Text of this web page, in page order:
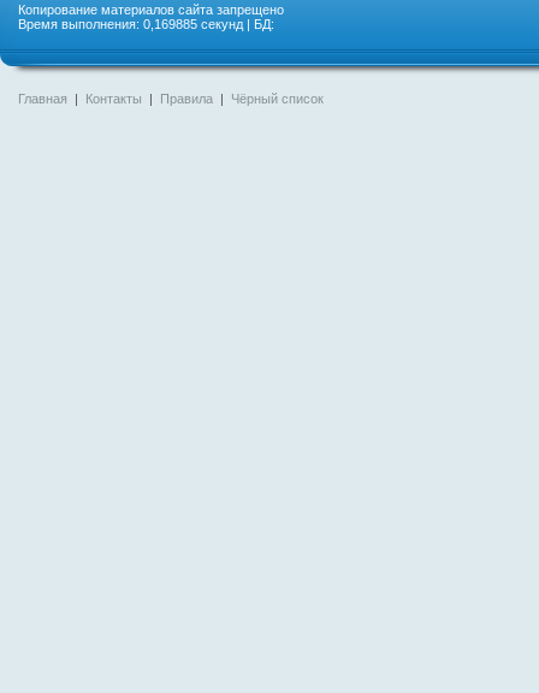
Копирование материалов сайта запрещено
Время выполнения: 0,169885 секунд | БД:
Главная | Контакты | Правила | Чёрный список